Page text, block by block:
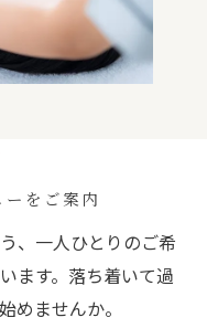
をご案内
、一人ひとりのご希
ます。落ち着いて過
めませんか。